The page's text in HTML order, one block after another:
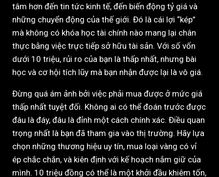
tâm hơn đến tin tức kinh tế, đến biến động tỷ giá và
những chuyển động của thế giới. Đó là cái lợi “kép”
mà không có khóa học tài chính nào mang lại chân
thực bằng việc trực tiếp sở hữu tài sản. Với số vốn
dưới 10 triệu, rủi ro của bạn là thấp nhất, nhưng bài
học và cơ hội tích lũy mà bạn nhận được lại là vô giá.
Đừng quá ám ảnh bởi việc phải mua được ở mức giá
thấp nhất tuyệt đối. Không ai có thể đoán trước được
đâu là đáy, đâu là đỉnh một cách chính xác. Điều quan
trọng nhất là bạn đã tham gia vào thị trường. Hãy lựa
chọn những thương hiệu uy tín, mua loại vàng có vỉ
ép chắc chắn, và kiên định với kế hoạch nắm giữ của
mình. 10 triệu đồng có thể là một khởi đầu khiêm tốn,